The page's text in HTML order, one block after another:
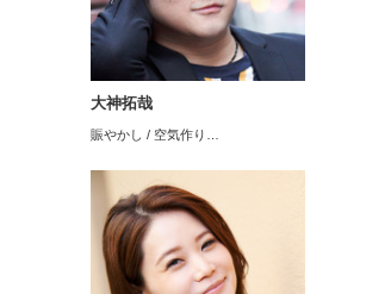
大神拓哉
賑やかし / 空気作り…